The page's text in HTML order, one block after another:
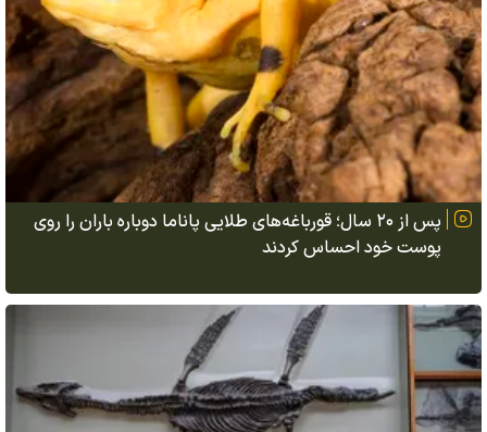
پس از ۲۰ سال؛ قورباغه‌های طلایی پاناما دوباره باران را روی
پوست خود احساس کردند